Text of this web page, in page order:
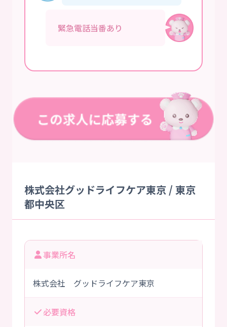
緊急電話当番あり
株式会社グッドライフケア東京 / 東京
都中央区
事業所名
株式会社 グッドライフケア東京
必要資格